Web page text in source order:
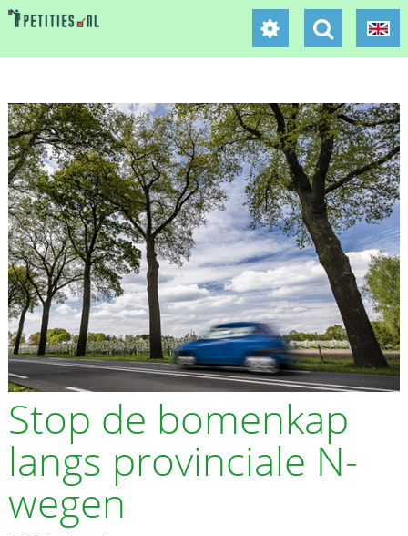
Stop de bomenkap
langs provinciale N-
wegen